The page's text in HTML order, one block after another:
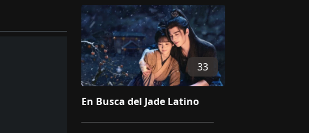
33
En Busca del Jade Latino